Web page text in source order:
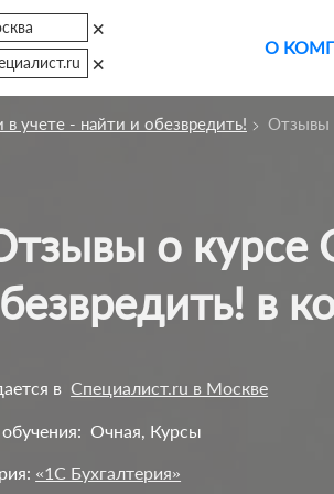
×
×
О
учете - найти и обезвредить! Отзывы
- найти и
в
вСпециалист.ru в Москве
Очная, Курсы
«1С Бухгалтерия»